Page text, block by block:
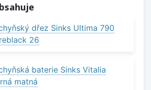
dřez Sinks Ultima 790
26
baterie Sinks Vitalia
matná